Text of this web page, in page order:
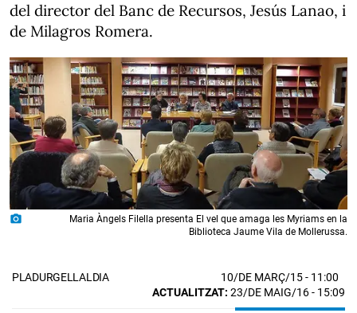
del director del Banc de Recursos, Jesús Lanao, i
de Milagros Romera.
photo_camera
Maria Àngels Filella presenta El vel que amaga les Myriams en la
Biblioteca Jaume Vila de Mollerussa.
PLADURGELLALDIA 10/DE MARÇ/15- 11:00
ACTUALITZAT: 23/DE MAIG/16 - 15:09